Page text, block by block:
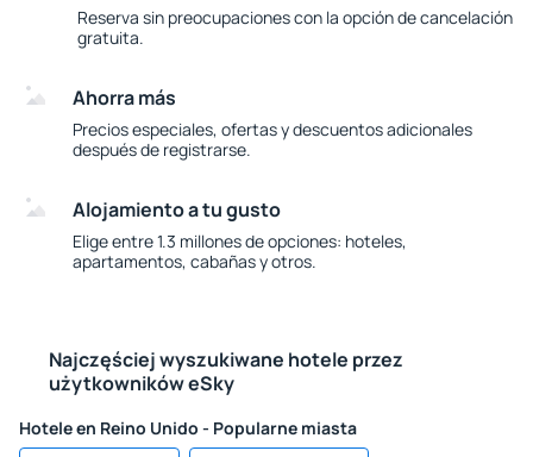
Reserva sin preocupaciones con la opción de cancelación
gratuita.
Ahorra más
Precios especiales, ofertas y descuentos adicionales
después de registrarse.
Alojamiento a tu gusto
Elige entre 1.3 millones de opciones: hoteles,
apartamentos, cabañas y otros.
Najczęściej wyszukiwane hotele przez
użytkowników eSky
Hotele en Reino Unido - Popularne miasta